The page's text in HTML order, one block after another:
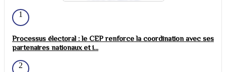
1
Processus électoral : le CEP renforce la coordination avec ses
partenaires nationaux et i...
2